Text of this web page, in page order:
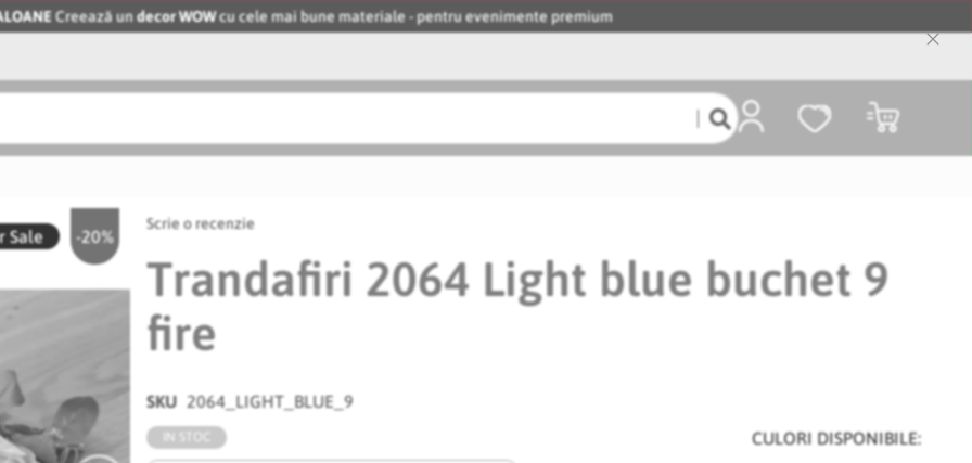
Creează undecor WOWcu cele mai bune materiale - pentru evenimente premium
Coșul meu
-20%
Sale
Scrie o recenzie
Trandafiri 2064 Light blue buchet 9
fire
SKU 2064_LIGHT_BLUE_9
CULORI DISPONIBILE: